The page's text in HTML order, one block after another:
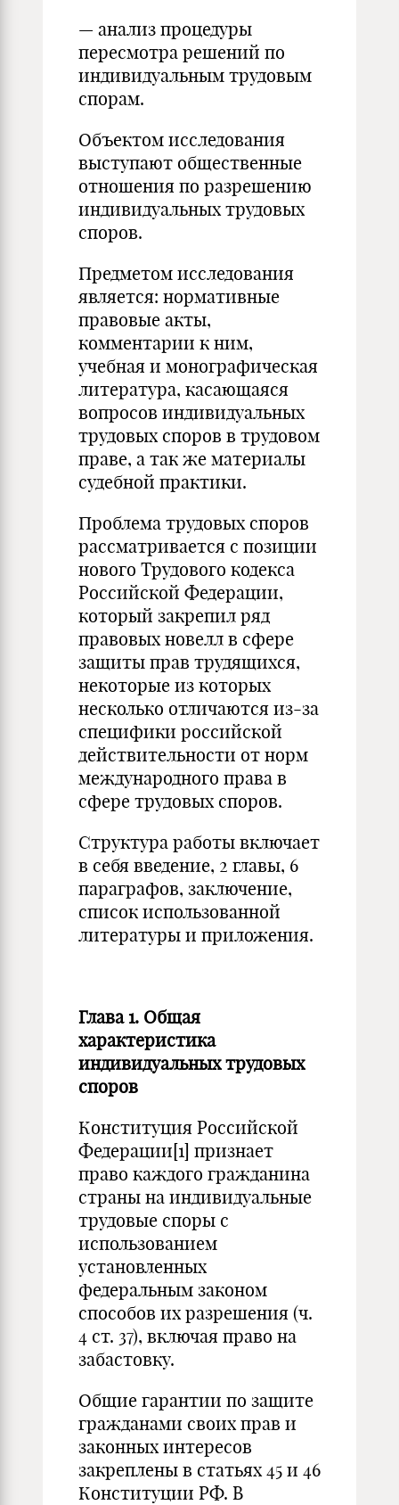
— анализ процедуры
пересмотра решений по
индивидуальным трудовым
спорам.
Объектом исследования
выступают общественные
отношения по разрешению
индивидуальных трудовых
споров.
Предметом исследования
является: нормативные
правовые акты,
комментарии к ним,
учебная и монографическая
литература, касающаяся
вопросов индивидуальных
трудовых споров в трудовом
праве, а так же материалы
судебной практики.
Проблема трудовых споров
рассматривается с позиции
нового Трудового кодекса
Российской Федерации,
который закрепил ряд
правовых новелл в сфере
защиты прав трудящихся,
некоторые из которых
несколько отличаются из-за
специфики российской
действительности от норм
международного права в
сфере трудовых споров.
Структура работы включает
в себя введение, 2 главы, 6
параграфов, заключение,
список использованной
литературы и приложения.
Глава 1. Общая
характеристика
индивидуальных трудовых
споров
Конституция Российской
Федерации[1] признает
право каждого гражданина
страны на индивидуальные
трудовые споры с
использованием
установленных
федеральным законом
способов их разрешения (ч.
4 ст. 37), включая право на
забастовку.
Общие гарантии по защите
гражданами своих прав и
законных интересов
закреплены в статьях 45 и 46
Конституции РФ. В